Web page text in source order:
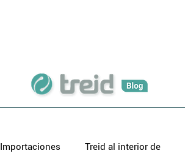
Importaciones Treid al interior de